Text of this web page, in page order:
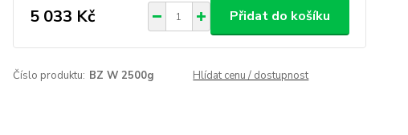
5 033 Kč Přidat do košíku
Číslo produktu: BZ W 2500g Hlídat cenu / dostupnost